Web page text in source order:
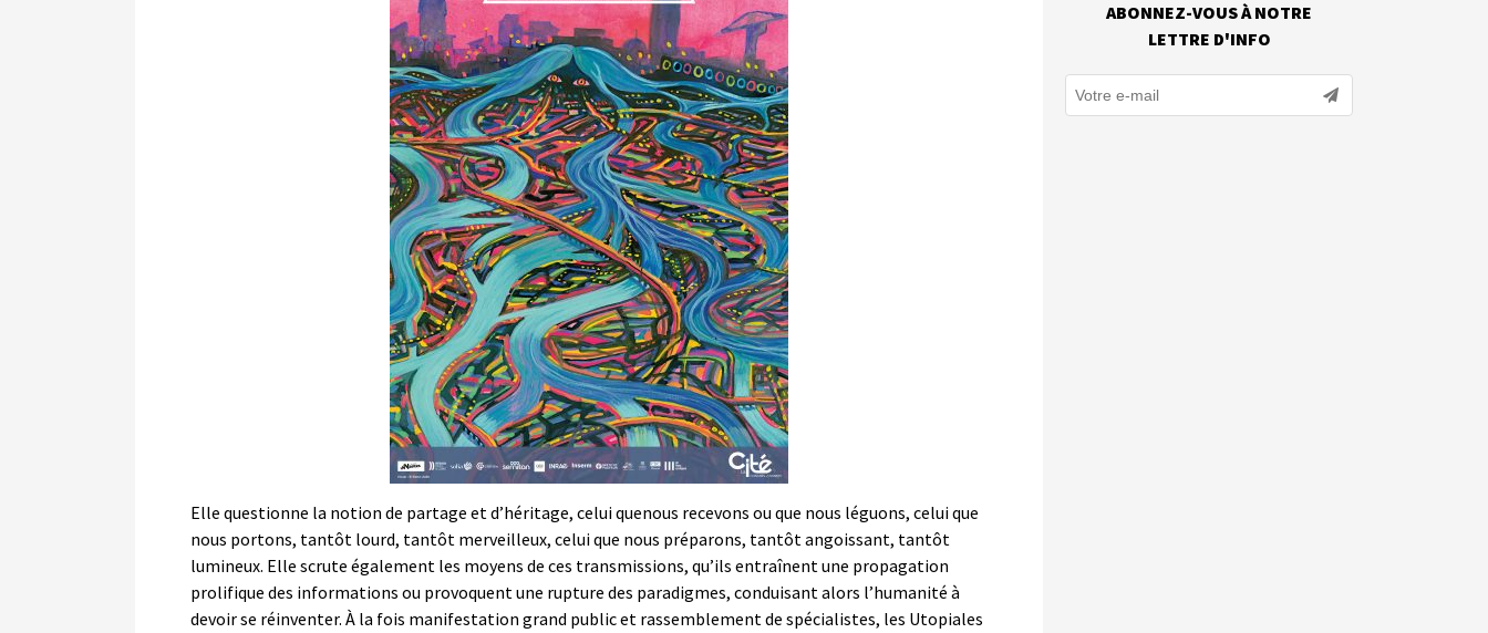
Elle questionne la notion de partage et d’héritage, celui quenous recevons ou que nous léguons, celui que
nous portons, tantôt lourd, tantôt merveilleux, celui que nous préparons, tantôt angoissant, tantôt
lumineux. Elle scrute également les moyens de ces transmissions, qu’ils entraînent une propagation
prolifique des informations ou provoquent une rupture des paradigmes, conduisant alors l’humanité à
devoir se réinventer. À la fois manifestation grand public et rassemblement de spécialistes, les Utopiales
ABONNEZ-VOUS À NOTRE
LETTRE D'INFO